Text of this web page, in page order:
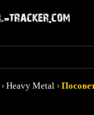
›Heavy Metal ›